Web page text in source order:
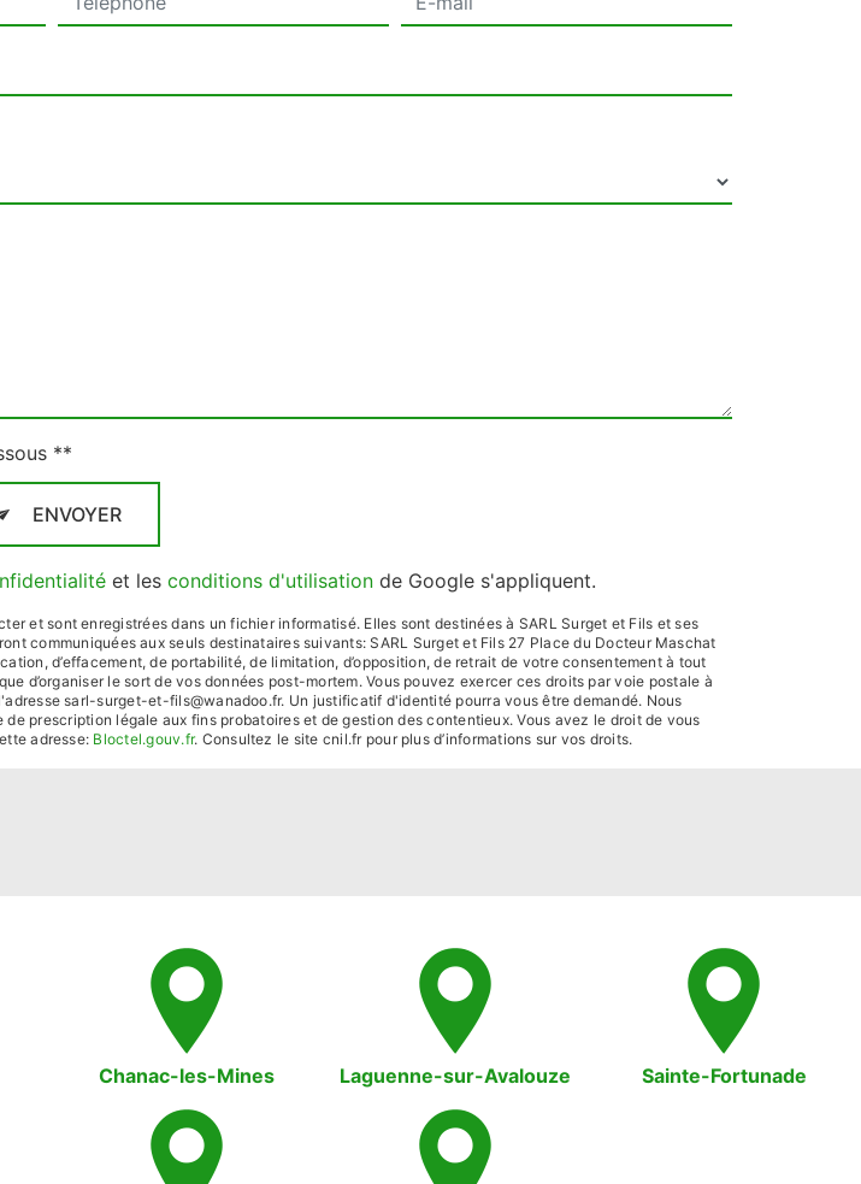
**
ENVOYER
et les conditions d'utilisation de Google s'appliquent.
et sont enregistrées dans un fichier informatisé. Elles sont destinées à SARL Surget et Fils et ses
communiquées aux seuls destinataires suivants: SARL Surget et Fils 27 Place du Docteur Maschat
d’effacement, de portabilité, de limitation, d’opposition, de retrait de votre consentement à tout
d’organiser le sort de vos données post-mortem. Vous pouvez exercer ces droits par voie postale à
sarl-surget-et-fils@wanadoo.fr. Un justificatif d'identité pourra vous être demandé. Nous
prescription légale aux fins probatoires et de gestion des contentieux. Vous avez le droit de vous
adresse: Bloctel.gouv.fr. Consultez le site cnil.fr pour plus d’informations sur vos droits.
Chanac-les-Mines Laguenne-sur-Avalouze Sainte-Fortunade